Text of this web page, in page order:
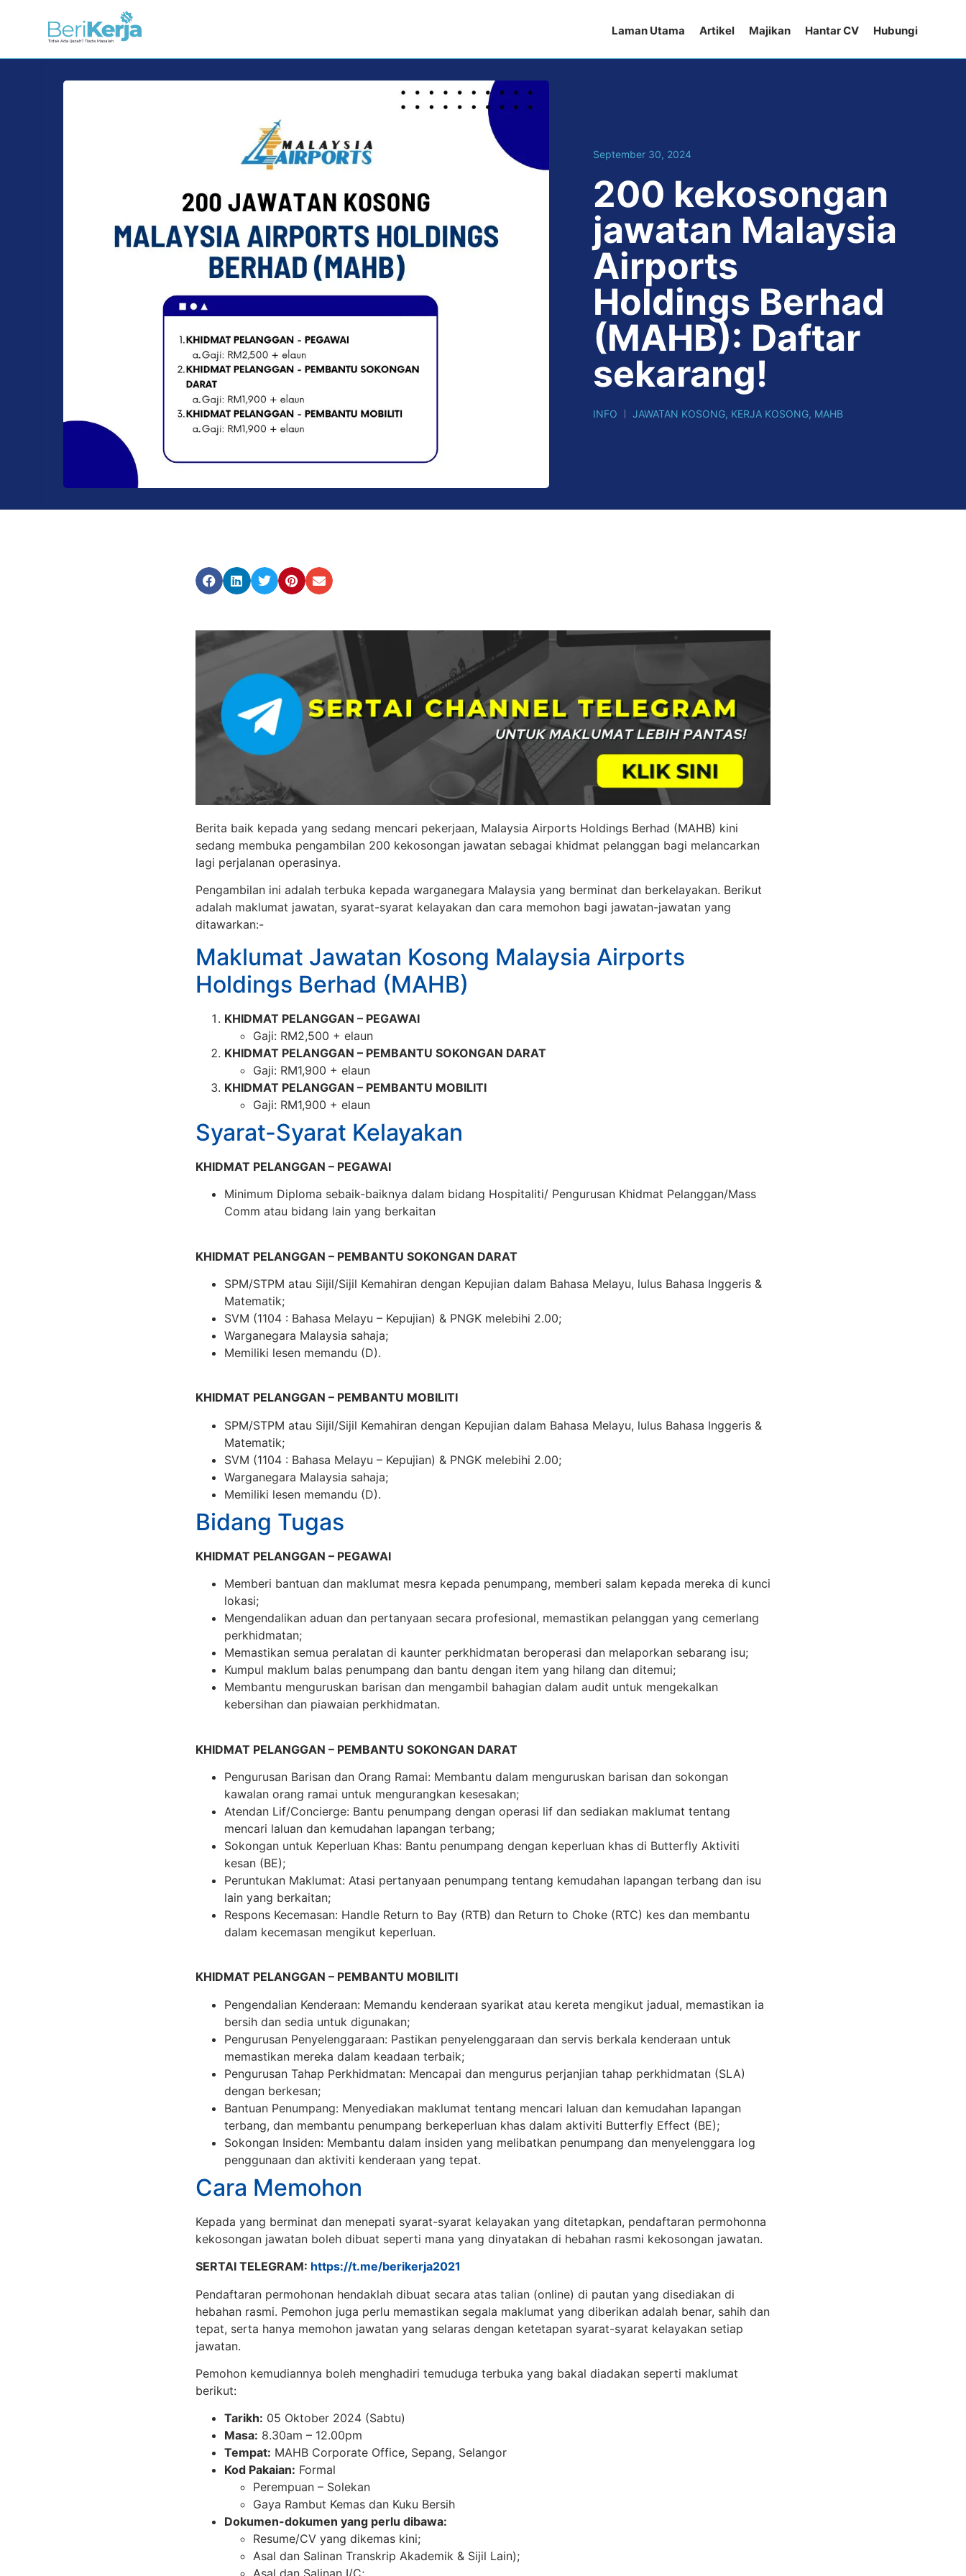
Laman Utama Artikel Majikan Hantar CV Hubungi
September 30, 2024
200 kekosongan
jawatan Malaysia
Airports
Holdings Berhad
(MAHB): Daftar
sekarang!
INFO JAWATAN KOSONG, KERJA KOSONG, MAHB
Berita baik kepada yang sedang mencari pekerjaan, Malaysia Airports Holdings Berhad (MAHB) kini
sedang membuka pengambilan 200 kekosongan jawatan sebagai khidmat pelanggan bagi melancarkan
lagi perjalanan operasinya.
Pengambilan ini adalah terbuka kepada warganegara Malaysia yang berminat dan berkelayakan. Berikut
adalah maklumat jawatan, syarat-syarat kelayakan dan cara memohon bagi jawatan-jawatan yang
ditawarkan:-
Maklumat Jawatan Kosong Malaysia Airports
Holdings Berhad (MAHB)
KHIDMAT PELANGGAN – PEGAWAI
Gaji: RM2,500 + elaun
KHIDMAT PELANGGAN – PEMBANTU SOKONGAN DARAT
Gaji: RM1,900 + elaun
KHIDMAT PELANGGAN – PEMBANTU MOBILITI
Gaji: RM1,900 + elaun
Syarat-Syarat Kelayakan
KHIDMAT PELANGGAN – PEGAWAI
Minimum Diploma sebaik-baiknya dalam bidang Hospitaliti/ Pengurusan Khidmat Pelanggan/Mass
Comm atau bidang lain yang berkaitan
KHIDMAT PELANGGAN – PEMBANTU SOKONGAN DARAT
SPM/STPM atau Sijil/Sijil Kemahiran dengan Kepujian dalam Bahasa Melayu, lulus Bahasa Inggeris &
Matematik;
SVM (1104 : Bahasa Melayu – Kepujian) & PNGK melebihi 2.00;
Warganegara Malaysia sahaja;
Memiliki lesen memandu (D).
KHIDMAT PELANGGAN – PEMBANTU MOBILITI
SPM/STPM atau Sijil/Sijil Kemahiran dengan Kepujian dalam Bahasa Melayu, lulus Bahasa Inggeris &
Matematik;
SVM (1104 : Bahasa Melayu – Kepujian) & PNGK melebihi 2.00;
Warganegara Malaysia sahaja;
Memiliki lesen memandu (D).
Bidang Tugas
KHIDMAT PELANGGAN – PEGAWAI
Memberi bantuan dan maklumat mesra kepada penumpang, memberi salam kepada mereka di kunci
lokasi;
Mengendalikan aduan dan pertanyaan secara profesional, memastikan pelanggan yang cemerlang
perkhidmatan;
Memastikan semua peralatan di kaunter perkhidmatan beroperasi dan melaporkan sebarang isu;
Kumpul maklum balas penumpang dan bantu dengan item yang hilang dan ditemui;
Membantu menguruskan barisan dan mengambil bahagian dalam audit untuk mengekalkan
kebersihan dan piawaian perkhidmatan.
KHIDMAT PELANGGAN – PEMBANTU SOKONGAN DARAT
Pengurusan Barisan dan Orang Ramai: Membantu dalam menguruskan barisan dan sokongan
kawalan orang ramai untuk mengurangkan kesesakan;
Atendan Lif/Concierge: Bantu penumpang dengan operasi lif dan sediakan maklumat tentang
mencari laluan dan kemudahan lapangan terbang;
Sokongan untuk Keperluan Khas: Bantu penumpang dengan keperluan khas di Butterfly Aktiviti
kesan (BE);
Peruntukan Maklumat: Atasi pertanyaan penumpang tentang kemudahan lapangan terbang dan isu
lain yang berkaitan;
Respons Kecemasan: Handle Return to Bay (RTB) dan Return to Choke (RTC) kes dan membantu
dalam kecemasan mengikut keperluan.
KHIDMAT PELANGGAN – PEMBANTU MOBILITI
Pengendalian Kenderaan: Memandu kenderaan syarikat atau kereta mengikut jadual, memastikan ia
bersih dan sedia untuk digunakan;
Pengurusan Penyelenggaraan: Pastikan penyelenggaraan dan servis berkala kenderaan untuk
memastikan mereka dalam keadaan terbaik;
Pengurusan Tahap Perkhidmatan: Mencapai dan mengurus perjanjian tahap perkhidmatan (SLA)
dengan berkesan;
Bantuan Penumpang: Menyediakan maklumat tentang mencari laluan dan kemudahan lapangan
terbang, dan membantu penumpang berkeperluan khas dalam aktiviti Butterfly Effect (BE);
Sokongan Insiden: Membantu dalam insiden yang melibatkan penumpang dan menyelenggara log
penggunaan dan aktiviti kenderaan yang tepat.
Cara Memohon
Kepada yang berminat dan menepati syarat-syarat kelayakan yang ditetapkan, pendaftaran permohonna
kekosongan jawatan boleh dibuat seperti mana yang dinyatakan di hebahan rasmi kekosongan jawatan.
SERTAI TELEGRAM: https://t.me/berikerja2021
Pendaftaran permohonan hendaklah dibuat secara atas talian (online) di pautan yang disediakan di
hebahan rasmi. Pemohon juga perlu memastikan segala maklumat yang diberikan adalah benar, sahih dan
tepat, serta hanya memohon jawatan yang selaras dengan ketetapan syarat-syarat kelayakan setiap
jawatan.
Pemohon kemudiannya boleh menghadiri temuduga terbuka yang bakal diadakan seperti maklumat
berikut:
Tarikh: 05 Oktober 2024 (Sabtu)
Masa: 8.30am – 12.00pm
Tempat: MAHB Corporate Office, Sepang, Selangor
Kod Pakaian: Formal
Perempuan – Solekan
Gaya Rambut Kemas dan Kuku Bersih
Dokumen-dokumen yang perlu dibawa:
Resume/CV yang dikemas kini;
Asal dan Salinan Transkrip Akademik & Sijil Lain);